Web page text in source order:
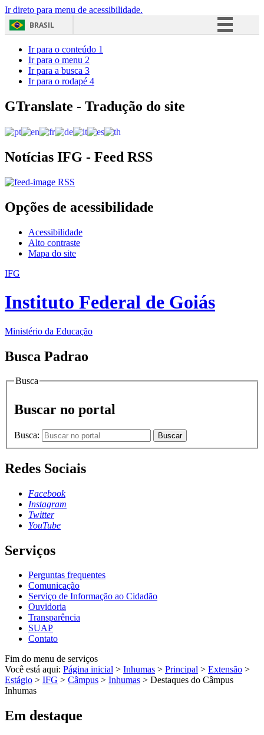
Ir direto para menu de acessibilidade.
BRASIL
Acesso à informação
Ir para o conteúdo 1
Ir para o menu 2
Ir para a busca 3
Ir para o rodapé 4
GTranslate - Tradução do site
Notícias IFG - Feed RSS
RSS
Opções de acessibilidade
Acessibilidade
Alto contraste
Mapa do site
IFG
Instituto Federal de Goiás
Ministério da Educação
Busca Padrao
Busca
Buscar no portal
Busca: Buscar
Redes Sociais
Facebook
Instagram
Twitter
YouTube
Serviços
Perguntas frequentes
Comunicação
Serviço de Informação ao Cidadão
Ouvidoria
Transparência
SUAP
Contato
Fim do menu de serviços
Você está aqui: Página inicial > Inhumas > Principal > Extensão >
Estágio > IFG > Câmpus > Inhumas > Destaques do Câmpus
Inhumas
Em destaque